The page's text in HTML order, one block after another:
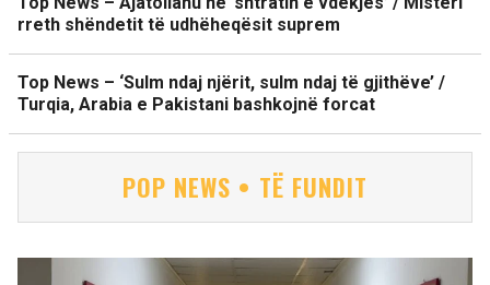
rreth shëndetit të udhëheqësit suprem
Top News – ‘Sulm ndaj njërit, sulm ndaj të gjithëve’ /
Turqia, Arabia e Pakistani bashkojnë forcat
POP NEWS • TË FUNDIT